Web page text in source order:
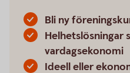
Bli ny
Helhetslösningar
vardagsekonomi
Ideell eller